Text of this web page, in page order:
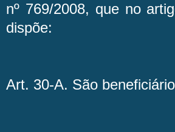
nº 769/2008, que no
dispõe:
Art. 30-A. São